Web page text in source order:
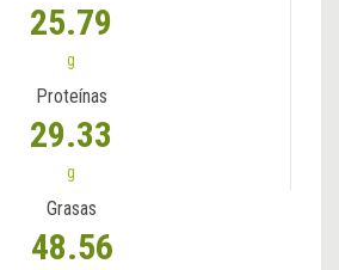
25.79
g
Proteínas
29.33
g
Grasas
48.56